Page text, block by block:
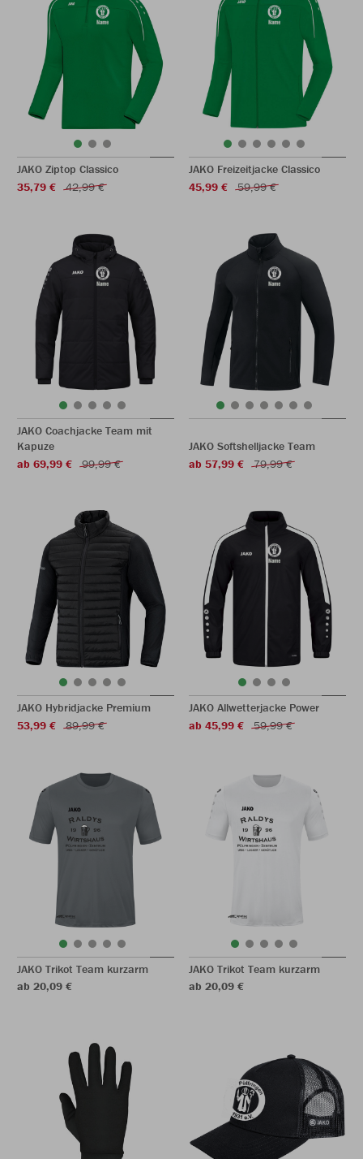
JAKO Ziptop Classico
35,79 €
42,99 €
JAKO Freizeitjacke Classico
45,99 €
59,99 €
JAKO Coachjacke Team mit
Kapuze
ab 69,99 €
99,99 €
JAKO Softshelljacke Team
ab 57,99 €
79,99 €
JAKO Hybridjacke Premium
53,99 €
89,99 €
JAKO Allwetterjacke Power
ab 45,99 €
59,99 €
JAKO Trikot Team kurzarm
ab 20,09 €
JAKO Trikot Team kurzarm
ab 20,09 €